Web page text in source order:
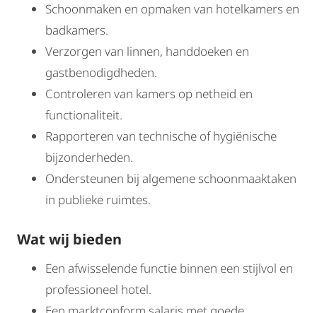
Schoonmaken en opmaken van hotelkamers en
badkamers.
Verzorgen van linnen, handdoeken en
gastbenodigdheden.
Controleren van kamers op netheid en
functionaliteit.
Rapporteren van technische of hygiënische
bijzonderheden.
Ondersteunen bij algemene schoonmaaktaken
in publieke ruimtes.
Wat wij bieden
Een afwisselende functie binnen een stijlvol en
professioneel hotel.